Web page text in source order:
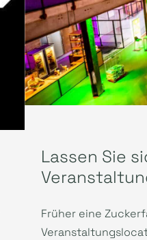
Lassen Sie
Früher eine